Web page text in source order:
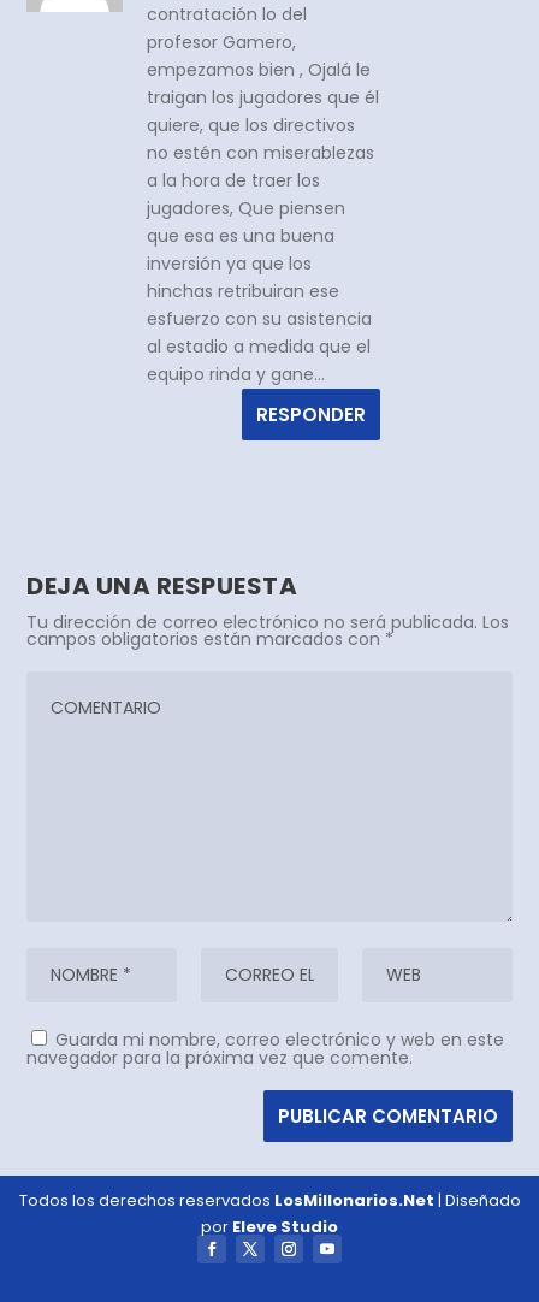
contratación lo del
profesor Gamero,
empezamos bien , Ojalá le
traigan los jugadores que él
quiere, que los directivos
no estén con miserablezas
a la hora de traer los
jugadores, Que piensen
que esa es una buena
inversión ya que los
hinchas retribuiran ese
esfuerzo con su asistencia
al estadio a medida que el
equipo rinda y gane…
RESPONDER
DEJA UNA RESPUESTA
Tu dirección de correo electrónico no será publicada. Los
campos obligatorios están marcados con *
Guarda mi nombre, correo electrónico y web en este
navegador para la próxima vez que comente.
Todos los derechos reservados LosMillonarios.Net | Diseñado
por Eleve Studio